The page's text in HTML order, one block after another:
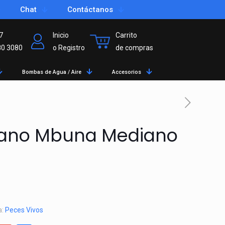
Chat Contáctanos
3080
Inicio
o Registro
Carrito
de compras
Bombas de Agua / Aire Accesorios
Mbuna Mediano
Peces Vivos